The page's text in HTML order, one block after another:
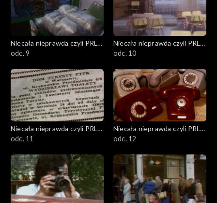
Niecała nieprawda czyli PRL
w DTV
odc. 9
Niecała nieprawda czyli PRL
w DTV
odc. 10
Niecała nieprawda czyli PRL
w DTV
odc. 11
Niecała nieprawda czyli PRL
w DTV
odc. 12